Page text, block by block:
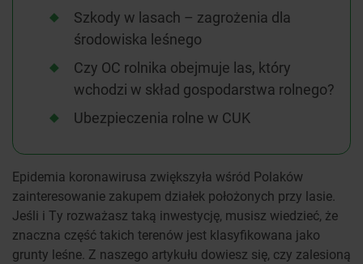
Szkody w lasach – zagrożenia dla
środowiska leśnego
Czy OC rolnika obejmuje las, który
wchodzi w skład gospodarstwa rolnego?
Ubezpieczenia rolne w CUK
Epidemia koronawirusa zwiększyła wśród Polaków
zainteresowanie zakupem działek położonych przy lasie.
Jeśli i Ty rozważasz taką inwestycję, musisz wiedzieć, że
znaczna część takich terenów jest klasyfikowana jako
grunty leśne. Z naszego artykułu dowiesz się, czy zalesioną